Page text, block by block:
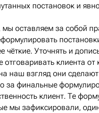
постановок и
мы оставляем за собой
чёткие. Уточнять и
отговаривать клиента от
наш взгляд они
за финальные
клиент. Те
мы зафиксировали,